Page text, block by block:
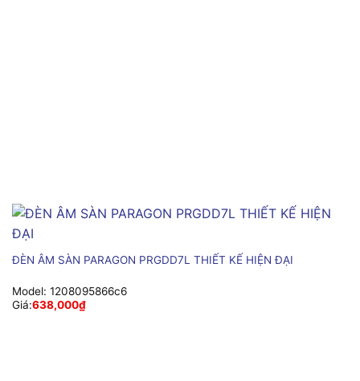
ĐÈN ÂM SÀN PARAGON PRGDD7L THIẾT KẾ HIỆN ĐẠI
Model: 1208095866c6
Giá:638,000₫